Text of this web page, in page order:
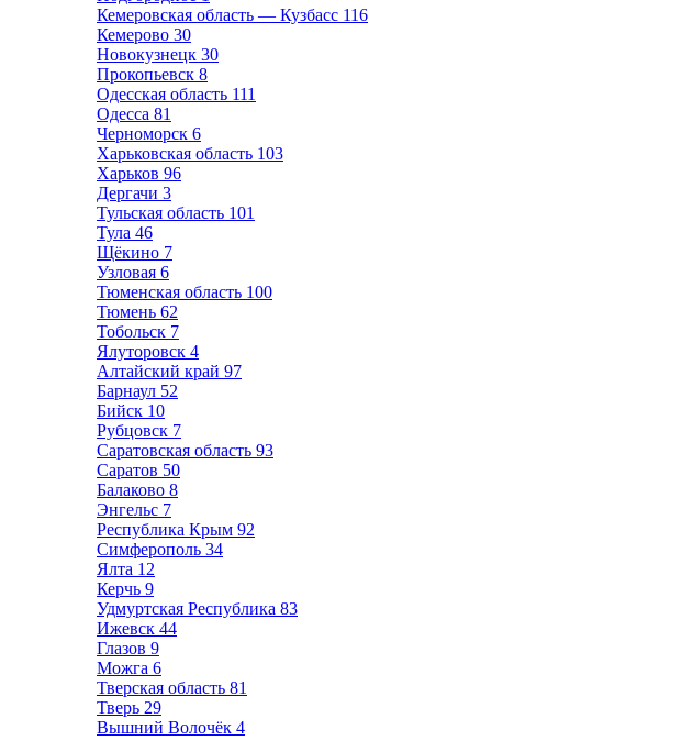
Кемеровская область — Кузбасс 116
Кемерово 30
Новокузнецк 30
Прокопьевск 8
Одесская область 111
Одесса 81
Черноморск 6
Харьковская область 103
Харьков 96
Дергачи 3
Тульская область 101
Тула 46
Щёкино 7
Узловая 6
Тюменская область 100
Тюмень 62
Тобольск 7
Ялуторовск 4
Алтайский край 97
Барнаул 52
Бийск 10
Рубцовск 7
Саратовская область 93
Саратов 50
Балаково 8
Энгельс 7
Республика Крым 92
Симферополь 34
Ялта 12
Керчь 9
Удмуртская Республика 83
Ижевск 44
Глазов 9
Можга 6
Тверская область 81
Тверь 29
Вышний Волочёк 4